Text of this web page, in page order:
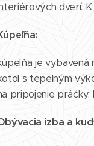
dverí.
je vybavená
s tepelným
pripojenie práčky.
izba a